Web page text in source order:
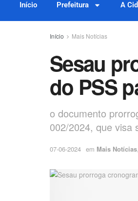
Início Prefeitura A
Início Mais Notícias
Sesau
do PSS
o documento
002/2024, que visa
07-06-2024 em Mais Notícias,